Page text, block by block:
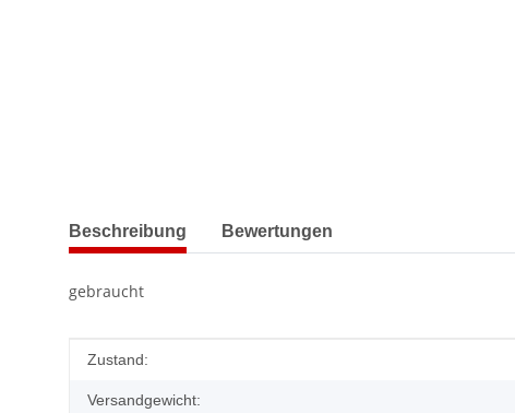
weitere Registerkarten anzeigen
Beschreibung Bewertungen
gebraucht
Produkteigenschaft
Wert
Zustand:
Versandgewicht: